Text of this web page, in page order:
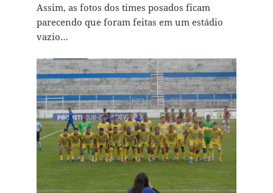
Assim, as fotos dos times posados ficam
parecendo que foram feitas em um estádio
vazio…